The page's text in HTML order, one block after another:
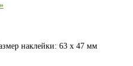
наклейки: 63 х 47 мм